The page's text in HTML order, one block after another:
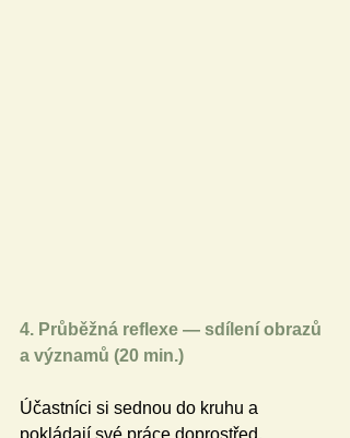
4. Průběžná reflexe — sdílení obrazů
a významů (20 min.)
Účastníci si sednou do kruhu a
pokládají své práce doprostřed.